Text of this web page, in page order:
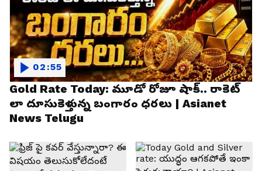
Gold Rate Today: మూడో రోజూ షాక్.. రాకెట్
లా దూసుకెళ్తున్న బంగారం ధరలు | Asianet
News Telugu
02:55